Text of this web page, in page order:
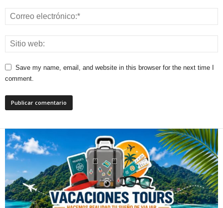
Save my name, email, and website in this browser for the next time I
comment.